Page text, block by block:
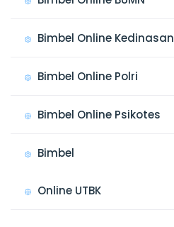
Bimbel Online Kedinasan
Bimbel Online Polri
Bimbel Online Psikotes
Bimbel
Online UTBK